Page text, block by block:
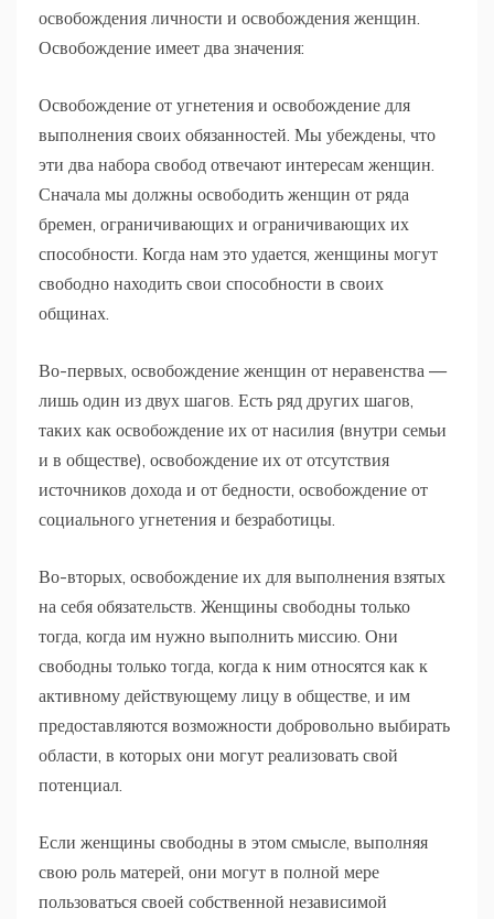
освобождения личности и освобождения женщин.
Освобождение имеет два значения:
Освобождение от угнетения и освобождение для
выполнения своих обязанностей. Мы убеждены, что
эти два набора свобод отвечают интересам женщин.
Сначала мы должны освободить женщин от ряда
бремен, ограничивающих и ограничивающих их
способности. Когда нам это удается, женщины могут
свободно находить свои способности в своих
общинах.
Во-первых, освобождение женщин от неравенства —
лишь один из двух шагов. Есть ряд других шагов,
таких как освобождение их от насилия (внутри семьи
и в обществе), освобождение их от отсутствия
источников дохода и от бедности, освобождение от
социального угнетения и безработицы.
Во-вторых, освобождение их для выполнения взятых
на себя обязательств. Женщины свободны только
тогда, когда им нужно выполнить миссию. Они
свободны только тогда, когда к ним относятся как к
активному действующему лицу в обществе, и им
предоставляются возможности добровольно выбирать
области, в которых они могут реализовать свой
потенциал.
Если женщины свободны в этом смысле, выполняя
свою роль матерей, они могут в полной мере
пользоваться своей собственной независимой